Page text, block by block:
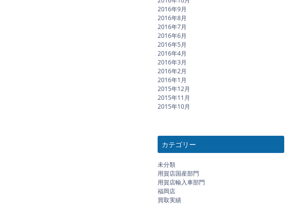
2016年9月
2016年8月
2016年7月
2016年6月
2016年5月
2016年4月
2016年3月
2016年2月
2016年1月
2015年12月
2015年11月
2015年10月
カテゴリー
未分類
用賀店国産部門
用賀店輸入車部門
福岡店
買取実績